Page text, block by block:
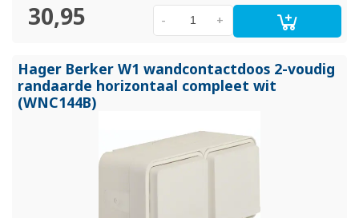
30,95 +
-
Hager Berker W1 wandcontactdoos 2-voudig
randaarde horizontaal compleet wit
(WNC144B)